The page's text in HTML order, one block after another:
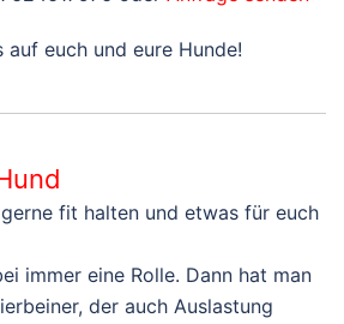
auf euch und eure Hunde!
fit halten und etwas für euch
immer eine Rolle. Dann hat man
der auch Auslastung